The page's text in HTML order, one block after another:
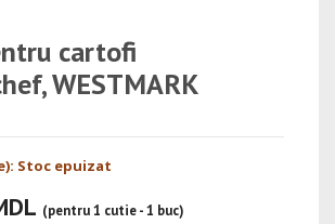
cartofi
WESTMARK
Stoc epuizat
(pentru 1 cutie - 1 buc)